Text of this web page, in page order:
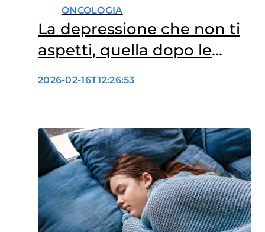
ONCOLOGIA
La depressione che non ti
aspetti, quella dopo le
cure
2026-02-16T12:26:53